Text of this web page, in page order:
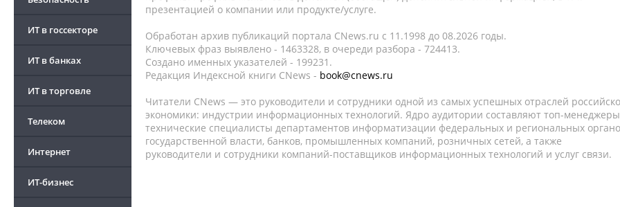
ИТ в госсекторе
ИТ в банках
ИТ в торговле
Телеком
Интернет
ИТ-бизнес
презентацией о компании или продукте/услуге.
Обработан архив публикаций портала CNews.ru c 11.1998 до 08.2026 годы.
Ключевых фраз выявлено - 1463328, в очереди разбора - 724413.
Создано именных указателей - 199231.
Редакция Индексной книги CNews - book@cnews.ru
Читатели CNews — это руководители и сотрудники одной из самых успешных отраслей
экономики: индустрии информационных технологий. Ядро аудитории составляют топ-
технические специалисты департаментов информатизации федеральных и региональных
государственной власти, банков, промышленных компаний, розничных сетей, а также
руководители и сотрудники компаний-поставщиков информационных технологий и услуг связи.